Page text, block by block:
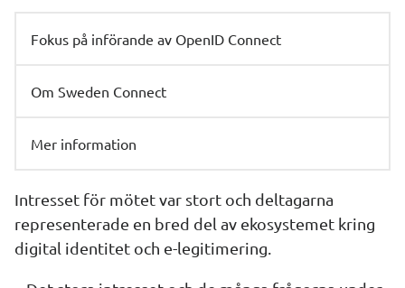
Fokus på införande av OpenID Connect
Om Sweden Connect
Mer information
Intresset för mötet var stort och deltagarna
representerade en bred del av ekosystemet kring
digital identitet och e-legitimering.